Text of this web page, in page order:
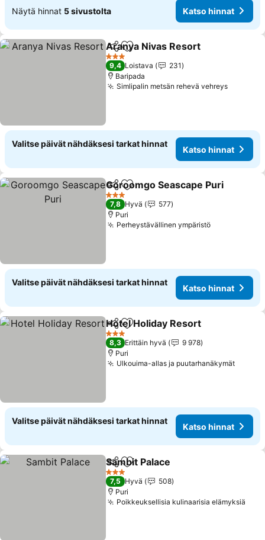
Näytä hinnat 5 sivustolta Katso hinnat
Jaa Lisää suosikkeihin
Aranya Nivas Resort
3 Tähtiluokitus
9,4 Loistava
231
Baripada
Simlipalin metsän rehevä vehreysKatso
Valitse päivät nähdäksesi tarkat hinnat
Katso hinnat
Jaa Lisää suosikkeihin
Goroomgo Seascape Puri
3 Tähtiluokitus
7,8 Hyvä
577
Puri
Perheystävällinen ympäristöKatso
Valitse päivät nähdäksesi tarkat hinnat
Katso hinnat
Jaa Lisää suosikkeihin
Hotel Holiday Resort
3 Tähtiluokitus
8,3 Erittäin hyvä
9 978
Puri
Ulkouima-allas ja puutarhanäkymätKatso
Valitse päivät nähdäksesi tarkat hinnat
Katso hinnat
Jaa Lisää suosikkeihin
Sambit Palace
3 Tähtiluokitus
7,5 Hyvä
508
Puri
Poikkeuksellisia kulinaarisia elämyksiä